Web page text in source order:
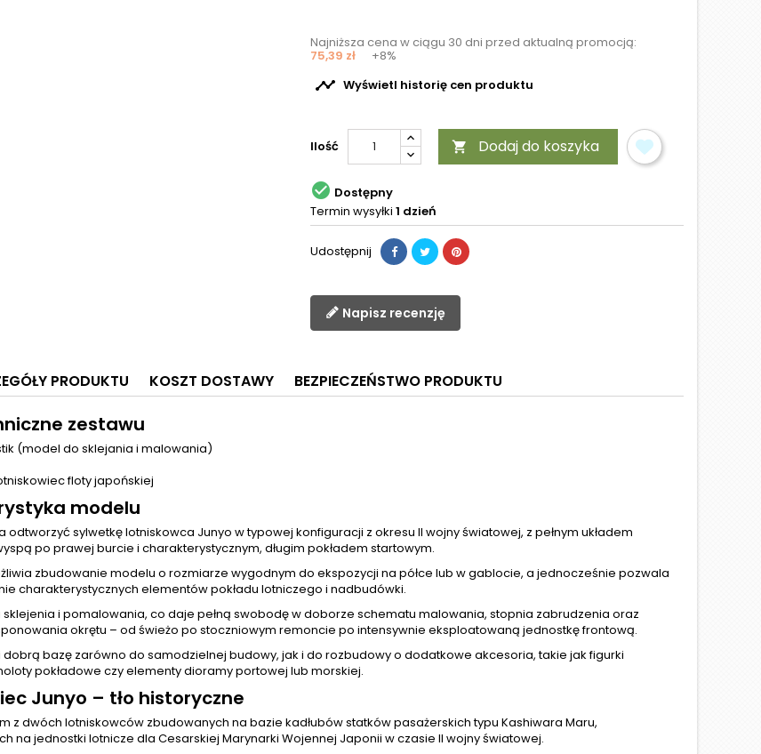
Najniższa cena w ciągu 30 dni przed aktualną promocją:
75,39 zł +8%
 Wyświetl historię cen produktu
Ilość  Dodaj do koszyka
 Dostępny
Termin wysyłki 1 dzień
Udostępnij
Napisz recenzję
PRODUKTU KOSZT DOSTAWY BEZPIECZEŃSTWO PRODUKTU
zestawu
(model do sklejania i malowania)
floty japońskiej
modelu
odtworzyć sylwetkę lotniskowca Junyo w typowej konfiguracji z okresu II wojny światowej, z pełnym układem
po prawej burcie i charakterystycznym, długim pokładem startowym.
zbudowanie modelu o rozmiarze wygodnym do ekspozycji na półce lub w gablocie, a jednocześnie pozwala
charakterystycznych elementów pokładu lotniczego i nadbudówki.
i pomalowania, co daje pełną swobodę w doborze schematu malowania, stopnia zabrudzenia oraz
okrętu – od świeżo po stoczniowym remoncie po intensywnie eksploatowaną jednostkę frontową.
dobrą bazę zarówno do samodzielnej budowy, jak i do rozbudowy o dodatkowe akcesoria, takie jak figurki
pokładowe czy elementy dioramy portowej lub morskiej.
Junyo – tło historyczne
z dwóch lotniskowców zbudowanych na bazie kadłubów statków pasażerskich typu Kashiwara Maru,
na jednostki lotnicze dla Cesarskiej Marynarki Wojennej Japonii w czasie II wojny światowej.